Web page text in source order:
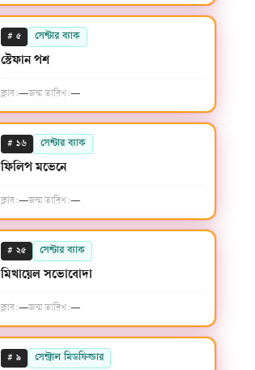
# ৫ সেন্টার ব্যাক
স্টেফান পশ
ক্লাব:—জন্ম তারিখ:—
# ১৬ সেন্টার ব্যাক
ফিলিপ মভেনে
ক্লাব:—জন্ম তারিখ:—
# ২৫ সেন্টার ব্যাক
মিখায়েল সভোবোদা
ক্লাব:—জন্ম তারিখ:—
# ৯ সেন্ট্রাল মিডফিল্ডার